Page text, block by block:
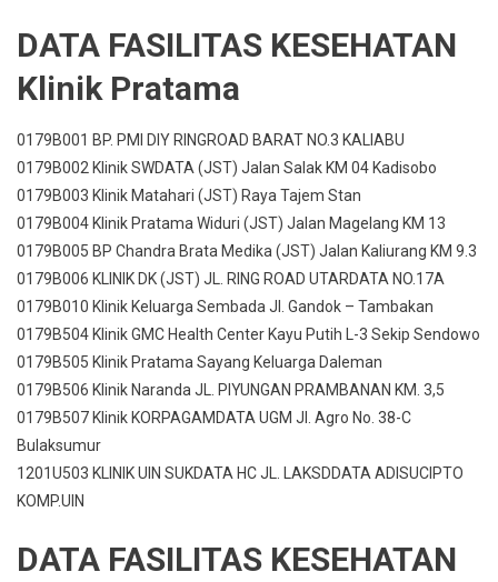
DATA FASILITAS KESEHATAN
Klinik Pratama
0179B001 BP. PMI DIY RINGROAD BARAT NO.3 KALIABU
0179B002 Klinik SWDATA (JST) Jalan Salak KM 04 Kadisobo
0179B003 Klinik Matahari (JST) Raya Tajem Stan
0179B004 Klinik Pratama Widuri (JST) Jalan Magelang KM 13
0179B005 BP Chandra Brata Medika (JST) Jalan Kaliurang KM 9.3
0179B006 KLINIK DK (JST) JL. RING ROAD UTARDATA NO.17A
0179B010 Klinik Keluarga Sembada Jl. Gandok – Tambakan
0179B504 Klinik GMC Health Center Kayu Putih L-3 Sekip Sendowo
0179B505 Klinik Pratama Sayang Keluarga Daleman
0179B506 Klinik Naranda JL. PIYUNGAN PRAMBANAN KM. 3,5
0179B507 Klinik KORPAGAMDATA UGM Jl. Agro No. 38-C
Bulaksumur
1201U503 KLINIK UIN SUKDATA HC JL. LAKSDDATA ADISUCIPTO
KOMP.UIN
DATA FASILITAS KESEHATAN